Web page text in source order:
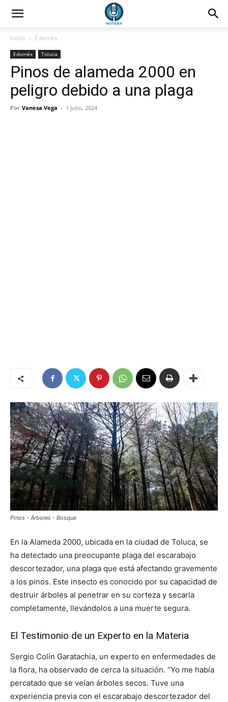
Inicio Edoméx
Edoméx Toluca
Pinos de alameda 2000 en
peligro debido a una plaga
Por Vanesa Vega - 1 julio, 2024
Pinos - Árboles - Bosque
En la Alameda 2000, ubicada en la ciudad de Toluca, se
ha detectado una preocupante plaga del escarabajo
descortezador, una plaga que está afectando gravemente
a los pinos. Este insecto es conocido por su capacidad de
destruir árboles al penetrar en su corteza y secarla
completamente, llevándolos a una muerte segura.
El Testimonio de un Experto en la Materia
Sergio Colín Garatachia, un experto en enfermedades de
la flora, ha observado de cerca la situación. “Yo me había
percatado que se veían árboles secos. Tuve una
experiencia previa con el escarabajo descortezador del